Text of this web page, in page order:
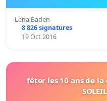
Lena Baden
8 826 signatures
19 Oct 2016
fêter les 10 ans de la